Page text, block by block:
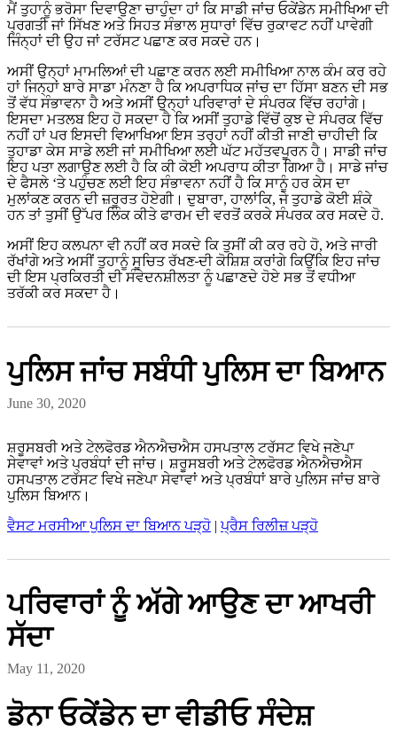
ਮੈਂ ਤੁਹਾਨੂੰ ਭਰੋਸਾ ਦਿਵਾਉਣਾ ਚਾਹੁੰਦਾ ਹਾਂ ਕਿ ਸਾਡੀ ਜਾਂਚ ਓਕੇਂਡੇਨ ਸਮੀਖਿਆ ਦੀ
ਪ੍ਰਗਤੀ ਜਾਂ ਸਿੱਖਣ ਅਤੇ ਸਿਹਤ ਸੰਭਾਲ ਸੁਧਾਰਾਂ ਵਿੱਚ ਰੁਕਾਵਟ ਨਹੀਂ ਪਾਵੇਗੀ
ਜਿੰਨ੍ਹਾਂ ਦੀ ਉਹ ਜਾਂ ਟਰੱਸਟ ਪਛਾਣ ਕਰ ਸਕਦੇ ਹਨ।
ਅਸੀਂ ਉਨ੍ਹਾਂ ਮਾਮਲਿਆਂ ਦੀ ਪਛਾਣ ਕਰਨ ਲਈ ਸਮੀਖਿਆ ਨਾਲ ਕੰਮ ਕਰ ਰਹੇ
ਹਾਂ ਜਿਨ੍ਹਾਂ ਬਾਰੇ ਸਾਡਾ ਮੰਨਣਾ ਹੈ ਕਿ ਅਪਰਾਧਿਕ ਜਾਂਚ ਦਾ ਹਿੱਸਾ ਬਣਨ ਦੀ ਸਭ
ਤੋਂ ਵੱਧ ਸੰਭਾਵਨਾ ਹੈ ਅਤੇ ਅਸੀਂ ਉਨ੍ਹਾਂ ਪਰਿਵਾਰਾਂ ਦੇ ਸੰਪਰਕ ਵਿੱਚ ਰਹਾਂਗੇ।
ਇਸਦਾ ਮਤਲਬ ਇਹ ਹੋ ਸਕਦਾ ਹੈ ਕਿ ਅਸੀਂ ਤੁਹਾਡੇ ਵਿੱਚੋਂ ਕੁਝ ਦੇ ਸੰਪਰਕ ਵਿੱਚ
ਨਹੀਂ ਹਾਂ ਪਰ ਇਸਦੀ ਵਿਆਖਿਆ ਇਸ ਤਰ੍ਹਾਂ ਨਹੀਂ ਕੀਤੀ ਜਾਣੀ ਚਾਹੀਦੀ ਕਿ
ਤੁਹਾਡਾ ਕੇਸ ਸਾਡੇ ਲਈ ਜਾਂ ਸਮੀਖਿਆ ਲਈ ਘੱਟ ਮਹੱਤਵਪੂਰਨ ਹੈ। ਸਾਡੀ ਜਾਂਚ
ਇਹ ਪਤਾ ਲਗਾਉਣ ਲਈ ਹੈ ਕਿ ਕੀ ਕੋਈ ਅਪਰਾਧ ਕੀਤਾ ਗਿਆ ਹੈ। ਸਾਡੇ ਜਾਂਚ
ਦੇ ਫੈਸਲੇ ‘ਤੇ ਪਹੁੰਚਣ ਲਈ ਇਹ ਸੰਭਾਵਨਾ ਨਹੀਂ ਹੈ ਕਿ ਸਾਨੂੰ ਹਰ ਕੇਸ ਦਾ
ਮੁਲਾਂਕਣ ਕਰਨ ਦੀ ਜ਼ਰੂਰਤ ਹੋਏਗੀ। ਦੁਬਾਰਾ, ਹਾਲਾਂਕਿ, ਜੇ ਤੁਹਾਡੇ ਕੋਈ ਸ਼ੰਕੇ
ਹਨ ਤਾਂ ਤੁਸੀਂ ਉੱਪਰ ਲਿੰਕ ਕੀਤੇ ਫਾਰਮ ਦੀ ਵਰਤੋਂ ਕਰਕੇ ਸੰਪਰਕ ਕਰ ਸਕਦੇ ਹੋ.
ਅਸੀਂ ਇਹ ਕਲਪਨਾ ਵੀ ਨਹੀਂ ਕਰ ਸਕਦੇ ਕਿ ਤੁਸੀਂ ਕੀ ਕਰ ਰਹੇ ਹੋ, ਅਤੇ ਜਾਰੀ
ਰੱਖਾਂਗੇ ਅਤੇ ਅਸੀਂ ਤੁਹਾਨੂੰ ਸੂਚਿਤ ਰੱਖਣ ਦੀ ਕੋਸ਼ਿਸ਼ ਕਰਾਂਗੇ ਕਿਉਂਕਿ ਇਹ ਜਾਂਚ
ਦੀ ਇਸ ਪ੍ਰਕਿਰਤੀ ਦੀ ਸੰਵੇਦਨਸ਼ੀਲਤਾ ਨੂੰ ਪਛਾਣਦੇ ਹੋਏ ਸਭ ਤੋਂ ਵਧੀਆ
ਤਰੱਕੀ ਕਰ ਸਕਦਾ ਹੈ।
ਪੁਲਿਸ ਜਾਂਚ ਸਬੰਧੀ ਪੁਲਿਸ ਦਾ ਬਿਆਨ
June 30, 2020
ਸ਼ਰੂਸਬਰੀ ਅਤੇ ਟੇਲਫੋਰਡ ਐਨਐਚਐਸ ਹਸਪਤਾਲ ਟਰੱਸਟ ਵਿਖੇ ਜਣੇਪਾ
ਸੇਵਾਵਾਂ ਅਤੇ ਪ੍ਰਬੰਧਾਂ ਦੀ ਜਾਂਚ। ਸ਼ਰੂਸਬਰੀ ਅਤੇ ਟੇਲਫੋਰਡ ਐਨਐਚਐਸ
ਹਸਪਤਾਲ ਟਰੱਸਟ ਵਿਖੇ ਜਣੇਪਾ ਸੇਵਾਵਾਂ ਅਤੇ ਪ੍ਰਬੰਧਾਂ ਬਾਰੇ ਪੁਲਿਸ ਜਾਂਚ ਬਾਰੇ
ਪੁਲਿਸ ਬਿਆਨ।
ਵੈਸਟ ਮਰਸੀਆ ਪੁਲਿਸ ਦਾ ਬਿਆਨ ਪੜ੍ਹੋ |ਪ੍ਰੈਸ ਰਿਲੀਜ਼ ਪੜ੍ਹੋ
ਪਰਿਵਾਰਾਂ ਨੂੰ ਅੱਗੇ ਆਉਣ ਦਾ ਆਖਰੀ
ਸੱਦਾ
May 11, 2020
ਡੋਨਾ ਓਕੇਂਡੇਨ ਦਾ ਵੀਡੀਓ ਸੰਦੇਸ਼